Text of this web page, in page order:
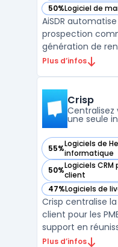
50%Logiciel de
— voir AiSDR
AiSDR
prospection
génération de
les équipes
impliqués dans
prospection. En
Plus d’infos
Crisp
Centralisez
une seule
55%Logiciels de
informatique
— voir Crisp dans
50%Logiciels
client
— voir Crisp dans
47%Logiciels de
— voir Crisp dans
Crisp centralise
client pour les
support en
communication
Plus d’infos